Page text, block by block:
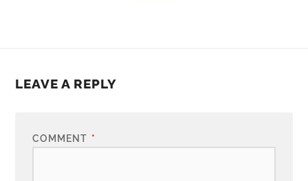
LEAVE A REPLY
COMMENT *